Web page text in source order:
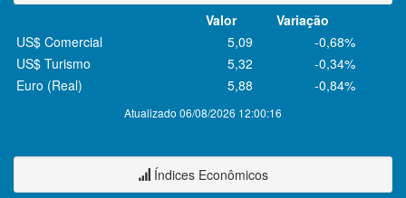
Valor
Variação
Atualizado 06/08/2026 12:00:16
US$ Comercial 5,09
-0,68%
US$ Turismo
5,32
-0,34%
Euro (Real)
5,88 -0,84%
Índices Econômicos